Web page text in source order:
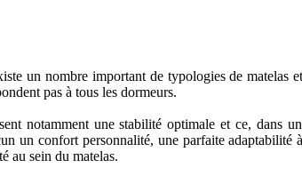
un nombre important de typologies de matelas
pas à tous les dormeurs.
notamment une stabilité optimale et ce, dans
un confort personnalité, une parfaite adaptabilité
au sein du matelas.